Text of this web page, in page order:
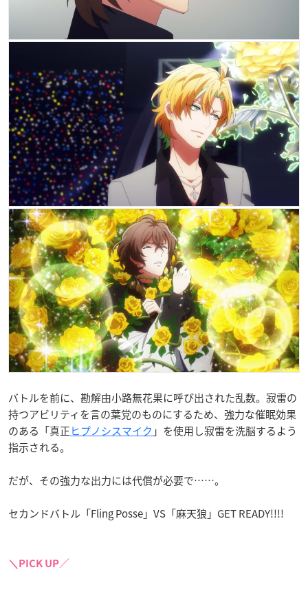
バトルを前に、勘解由小路無花果に呼び出された乱数。寂雷の
持つアビリティを言の葉党のものにするため、強力な催眠効果
のある「真正ヒプノシスマイク 」を使用し寂雷を洗脳するよう
指示される。
だが、その強力な出力には代償が必要で……。
セカンドバトル「Fling Posse」VS「麻天狼」GET READY!!!!
＼PICK UP／